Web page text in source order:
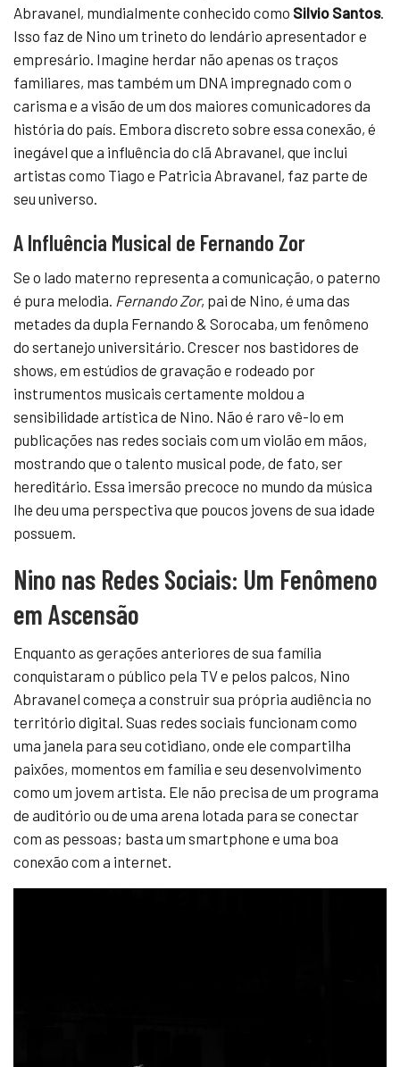
Abravanel, mundialmente conhecido como Silvio Santos.
Isso faz de Nino um trineto do lendário apresentador e
empresário. Imagine herdar não apenas os traços
familiares, mas também um DNA impregnado com o
carisma e a visão de um dos maiores comunicadores da
história do país. Embora discreto sobre essa conexão, é
inegável que a influência do clã Abravanel, que inclui
artistas como Tiago e Patricia Abravanel, faz parte de
seu universo.
A Influência Musical de Fernando Zor
Se o lado materno representa a comunicação, o paterno
é pura melodia. Fernando Zor, pai de Nino, é uma das
metades da dupla Fernando & Sorocaba, um fenômeno
do sertanejo universitário. Crescer nos bastidores de
shows, em estúdios de gravação e rodeado por
instrumentos musicais certamente moldou a
sensibilidade artística de Nino. Não é raro vê-lo em
publicações nas redes sociais com um violão em mãos,
mostrando que o talento musical pode, de fato, ser
hereditário. Essa imersão precoce no mundo da música
lhe deu uma perspectiva que poucos jovens de sua idade
possuem.
Nino nas Redes Sociais: Um Fenômeno
em Ascensão
Enquanto as gerações anteriores de sua família
conquistaram o público pela TV e pelos palcos, Nino
Abravanel começa a construir sua própria audiência no
território digital. Suas redes sociais funcionam como
uma janela para seu cotidiano, onde ele compartilha
paixões, momentos em família e seu desenvolvimento
como um jovem artista. Ele não precisa de um programa
de auditório ou de uma arena lotada para se conectar
com as pessoas; basta um smartphone e uma boa
conexão com a internet.